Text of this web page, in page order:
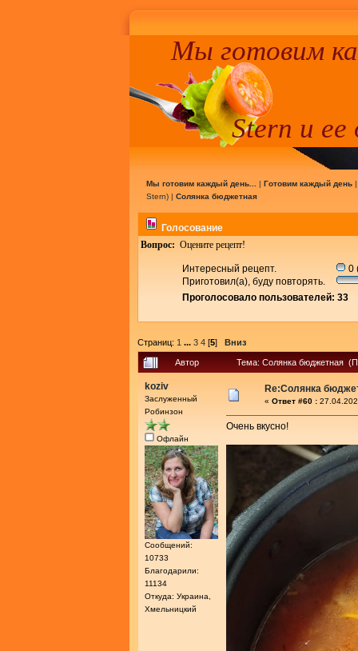
Мы готовим
Stern и ее
Мы готовим каждый день... | Готовим каждый день
Stern) | Солянка бюджетная
Голосование
Вопрос: Оцените рецепт!
Интересный рецепт.
0
Приготовил(а), буду повторять.
Проголосовало пользователей: 33
Страниц: 1 ... 3 4 [5] Вниз
Автор Тема: Солянка бюджетная
koziv
Заслуженный
Робинзон
Офлайн
Сообщений:
10733
Благодарили:
11134
Откуда: Украина,
Хмельницкий
Re:Солянка
« Ответ #60 :
Очень вкусно!